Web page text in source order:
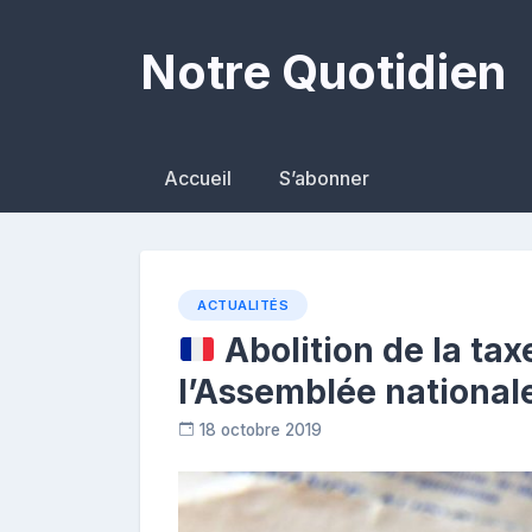
Notre Quotidien
Accueil S’abonner
ACTUALITÉS
Abolition de la
l’Assemblée
18 octobre 2019
e
p